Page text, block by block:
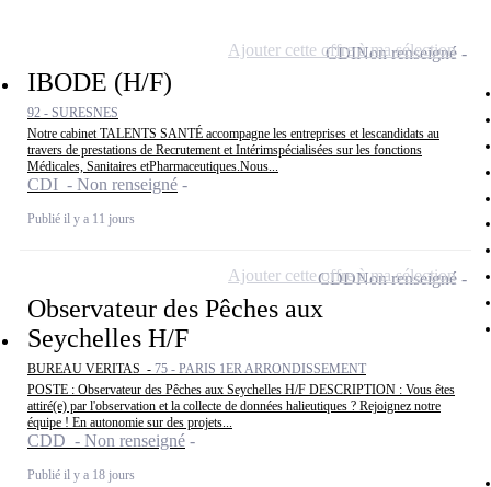
IBODE (H/F)
92 - SURESNES
Notre cabinet TALENTS SANTÉ accompagne les entreprises et lescandidats au
travers de prestations de Recrutement et Intérimspécialisées sur les fonctions
Médicales, Sanitaires etPharmaceutiques.Nous...
CDI - Non renseigné
Publié il y a 11 jours
CDINon renseigné
Ajouter cette offre à ma sélection
Observateur des Pêches aux
Seychelles H/F
BUREAU VERITAS - 75 - PARIS 1ER ARRONDISSEMENT
POSTE : Observateur des Pêches aux Seychelles H/F DESCRIPTION : Vous êtes
attiré(e) par l'observation et la collecte de données halieutiques ? Rejoignez notre
équipe ! En autonomie sur des projets...
CDD - Non renseigné
Publié il y a 18 jours
CDDNon renseigné
Ajouter cette offre à ma sélection